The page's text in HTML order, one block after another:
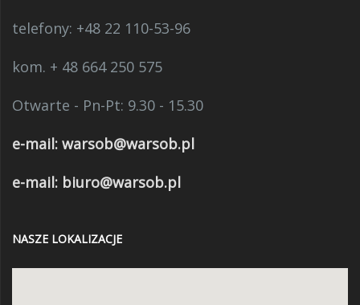
telefony: +48 22 110-53-96
kom. + 48 664 250 575
Otwarte - Pn-Pt: 9.30 - 15.30
e-mail: warsob@warsob.pl
e-mail: biuro@warsob.pl
NASZE LOKALIZACJE